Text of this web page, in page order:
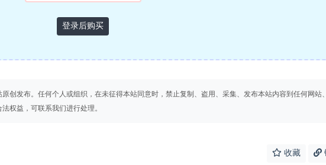
登录后购买
创发布。任何个人或组织，在未征得本站同意时，禁止复制、盗用、采集、发布本站内容到任何网站
权益，可联系我们进行处理。
收藏